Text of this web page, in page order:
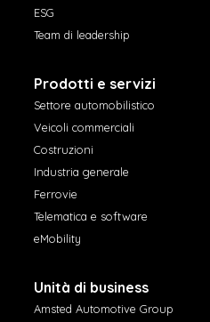
ESG
Team di leadership
Prodotti e servizi
Settore automobilistico
Veicoli commerciali
Costruzioni
Industria generale
Ferrovie
Telematica e software
eMobility
Unità di business
Amsted Automotive Group